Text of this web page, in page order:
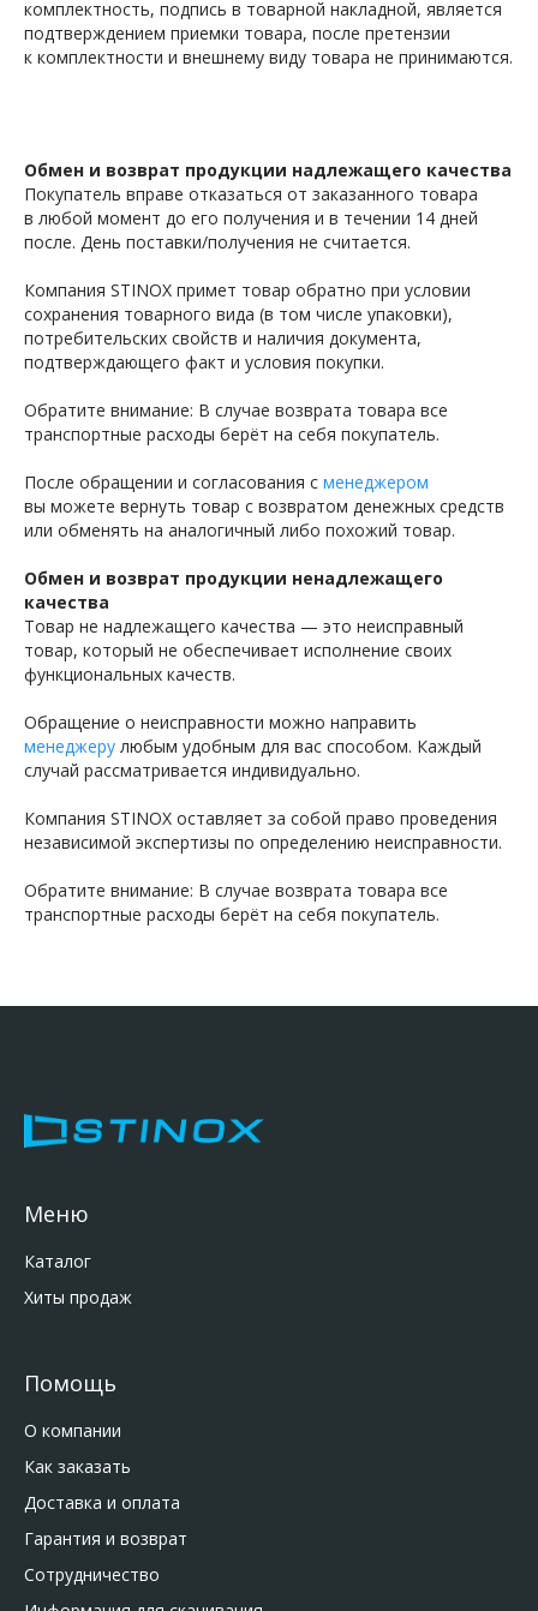
комплектность, подпись в товарной накладной, является
подтверждением приемки товара, после претензии
к комплектности и внешнему виду товара не принимаются.
Обмен и возврат продукции надлежащего качества
Покупатель вправе отказаться от заказанного товара
в любой момент до его получения и в течении 14 дней
после. День поставки/получения не считается.
Компания STINOX примет товар обратно при условии
сохранения товарного вида (в том числе упаковки),
потребительских свойств и наличия документа,
подтверждающего факт и условия покупки.
Обратите внимание: В случае возврата товара все
транспортные расходы берёт на себя покупатель.
После обращении и согласования с менеджером
вы можете вернуть товар с возвратом денежных средств
или обменять на аналогичный либо похожий товар.
Обмен и возврат продукции ненадлежащего
качества
Товар не надлежащего качества — это неисправный
товар, который не обеспечивает исполнение своих
функциональных качеств.
Обращение о неисправности можно направить
менеджеру любым удобным для вас способом. Каждый
случай рассматривается индивидуально.
Компания STINOX оставляет за собой право проведения
независимой экспертизы по определению неисправности.
Обратите внимание: В случае возврата товара все
транспортные расходы берёт на себя покупатель.
Каталог
Хиты продаж
О компании
Доставка и оплата
Гарантия и возврат
Сотрудничество
Как заказать
Меню
Помощь